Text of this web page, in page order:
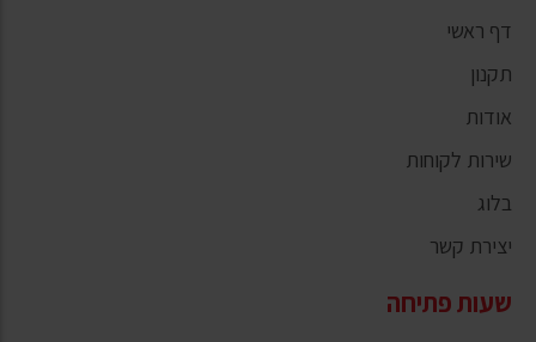
דף ראשי
תקנון
אודות
שירות לקוחות
בלוג
יצירת קשר
שעות פתיחה